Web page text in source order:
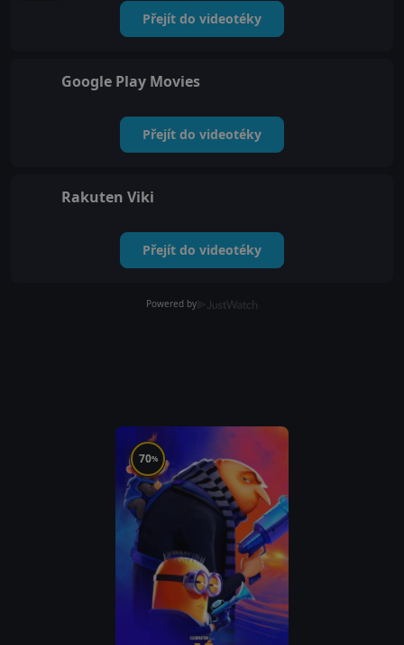
Přejít do videotéky
Google Play Movies
Přejít do videotéky
Rakuten Viki
Přejít do videotéky
Powered by
70%